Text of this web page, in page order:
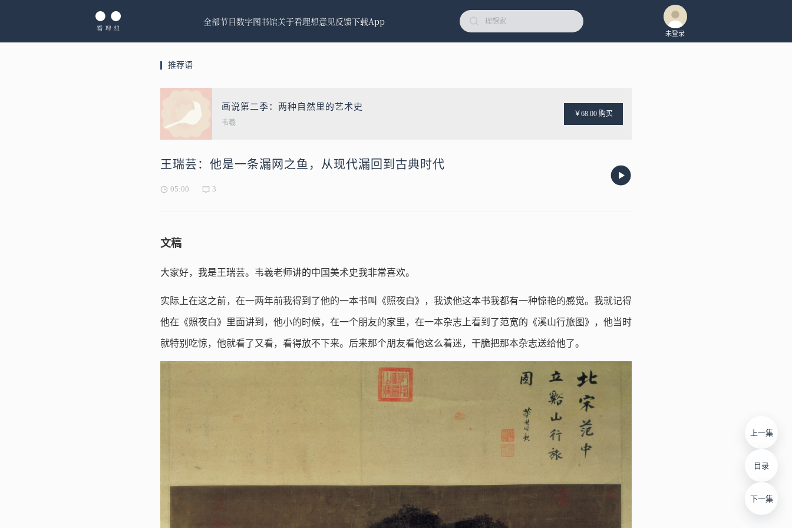
全部节目数字图书馆关于看理想意见反馈下载App
未登录
推荐语
画说第二季：两种自然里的艺术史
韦羲
￥68.00 购买
王瑞芸：他是一条漏网之鱼，从现代漏回到古典时代
05:00 3
上一集
目录
下一集
文稿
大家好，我是王瑞芸。韦羲老师讲的中国美术史我非常喜欢。
实际上在这之前，在一两年前我得到了他的一本书叫《照夜白》，我读他这本书我都有一种惊艳的感觉。我就记得
他在《照夜白》里面讲到，他小的时候，在一个朋友的家里，在一本杂志上看到了范宽的《溪山行旅图》，他当时
就特别吃惊，他就看了又看，看得放不下来。后来那个朋友看他这么着迷，干脆把那本杂志送给他了。